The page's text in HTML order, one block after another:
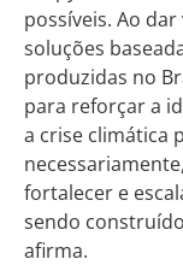
possíveis. Ao
soluções
produzidas no
para reforçar a
a crise climática
fortalecer e
sendo
afirma.